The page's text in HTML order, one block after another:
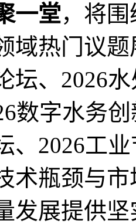
一堂，将
域热门议
坛、2026
数字水务
、2026工
术瓶颈与
发展提供